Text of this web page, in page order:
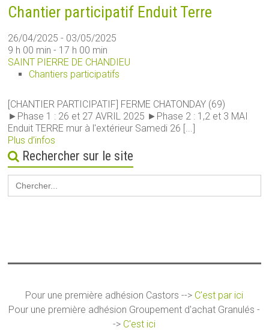
Chantier participatif Enduit Terre
26/04/2025 - 03/05/2025
9 h 00 min - 17 h 00 min
SAINT PIERRE DE CHANDIEU
Chantiers participatifs
[CHANTIER PARTICIPATIF] FERME CHATONDAY (69)
►Phase 1 : 26 et 27 AVRIL 2025 ►Phase 2 : 1,2 et 3 MAI
Enduit TERRE mur à l'extérieur Samedi 26 [...]
Plus d’infos
Rechercher sur le site
Search
for:
Pour une première adhésion Castors --> C'est par ici
Pour une première adhésion Groupement d'achat Granulés -
-> C'est ici